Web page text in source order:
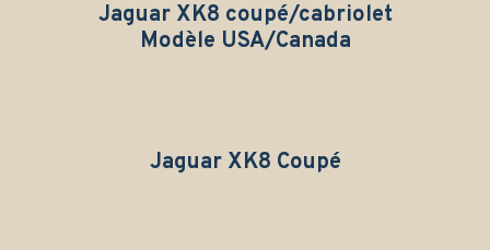
Jaguar XK8 coupé/cabriolet
Modèle USA/Canada
Jaguar XK8 Coupé